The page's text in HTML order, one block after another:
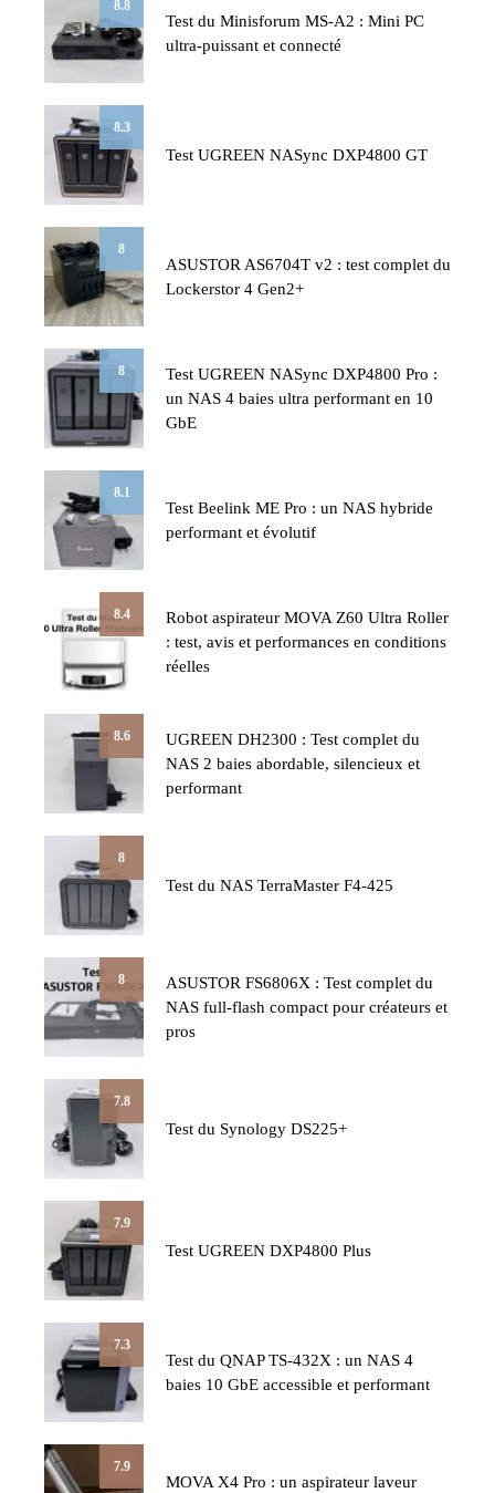
8.8
Test du Minisforum MS-A2 : Mini PC
ultra-puissant et connecté
8.3
Test UGREEN NASync DXP4800 GT
8
ASUSTOR AS6704T v2 : test complet du
Lockerstor 4 Gen2+
8
Test UGREEN NASync DXP4800 Pro :
un NAS 4 baies ultra performant en 10
GbE
8.1
Test Beelink ME Pro : un NAS hybride
performant et évolutif
8.4
Robot aspirateur MOVA Z60 Ultra Roller
: test, avis et performances en conditions
réelles
8.6
UGREEN DH2300 : Test complet du
NAS 2 baies abordable, silencieux et
performant
8
Test du NAS TerraMaster F4-425
8
ASUSTOR FS6806X : Test complet du
NAS full-flash compact pour créateurs et
pros
7.8
Test du Synology DS225+
7.9
Test UGREEN DXP4800 Plus
7.3
Test du QNAP TS-432X : un NAS 4
baies 10 GbE accessible et performant
7.9
MOVA X4 Pro : un aspirateur laveur